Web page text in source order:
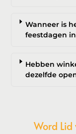
Wanneer is
feestdagen
Hebben
dezelfde
Word